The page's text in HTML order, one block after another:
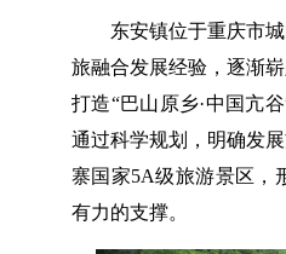
东安镇位于重庆市城
旅融合发展经验，逐渐
打造“巴山原乡·中国亢
通过科学规划，明确发
寨国家5A级旅游景区，
有力的支撑。